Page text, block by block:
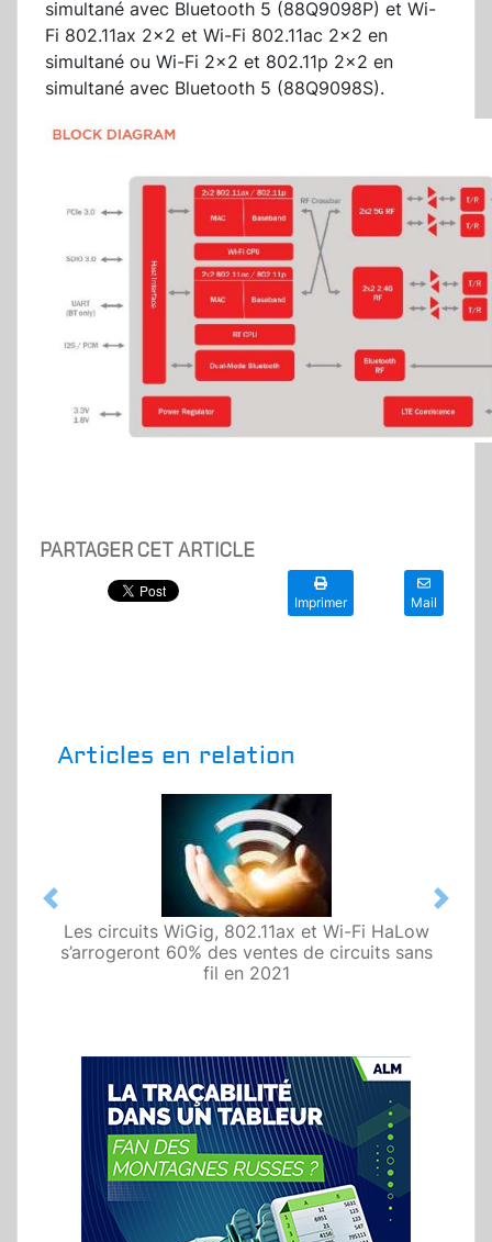
simultané avec Bluetooth 5 (88Q9098P) et Wi-
Fi 802.11ax 2x2 et Wi-Fi 802.11ac 2x2 en
simultané ou Wi-Fi 2x2 et 802.11p 2x2 en
simultané avec Bluetooth 5 (88Q9098S).
PARTAGER CET ARTICLE
Imprimer Mail
Articles en relation
Les circuits WiGig, 802.11ax et Wi-Fi HaLow
s’arrogeront 60% des ventes de circuits sans
fil en 2021
Previous Next